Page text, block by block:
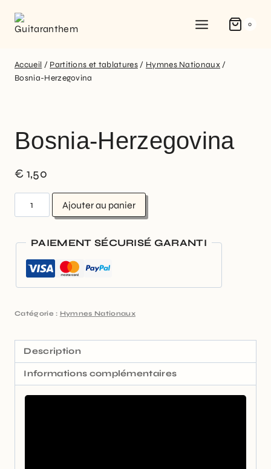
0
Accueil / Partitions et tablatures / Hymnes Nationaux /
Bosnia-Herzegovina
Bosnia-Herzegovina
€ 1,50
Ajouter au panier
PAIEMENT SÉCURISÉ GARANTI
Catégorie : Hymnes Nationaux
Description
Informations complémentaires